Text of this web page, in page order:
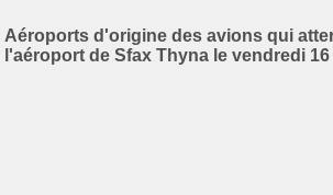
Aéroports d'origine des avions qui
l'aéroport de Sfax Thyna le vendredi